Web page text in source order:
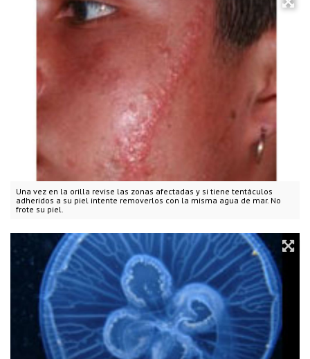
Una vez en la orilla revise las zonas afectadas y si tiene tentáculos
adheridos a su piel intente removerlos con la misma agua de mar. No
frote su piel.